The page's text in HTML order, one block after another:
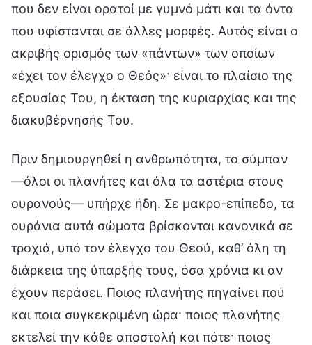
που δεν είναι ορατοί με γυμνό μάτι και τα όντα
που υφίστανται σε άλλες μορφές. Αυτός είναι ο
ακριβής ορισμός των «πάντων» των οποίων
«έχει τον έλεγχο ο Θεός»· είναι το πλαίσιο της
εξουσίας Του, η έκταση της κυριαρχίας και της
διακυβέρνησής Του.
Πριν δημιουργηθεί η ανθρωπότητα, το σύμπαν
—όλοι οι πλανήτες και όλα τα αστέρια στους
ουρανούς— υπήρχε ήδη. Σε μακρο-επίπεδο, τα
ουράνια αυτά σώματα βρίσκονται κανονικά σε
τροχιά, υπό τον έλεγχο του Θεού, καθ’ όλη τη
διάρκεια της ύπαρξής τους, όσα χρόνια κι αν
έχουν περάσει. Ποιος πλανήτης πηγαίνει πού
και ποια συγκεκριμένη ώρα· ποιος πλανήτης
εκτελεί την κάθε αποστολή και πότε· ποιος